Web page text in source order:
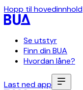
Hopp til hovedinnhold
Se utstyr
Finn din BUA
Hvordan låne?
Last ned app